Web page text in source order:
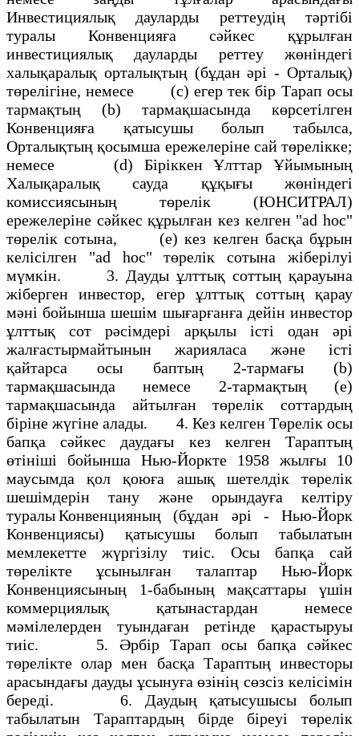
Инвестициялық дауларды реттеудің тәртібі
туралы Конвенцияға сәйкес құрылған
инвестициялық дауларды реттеу жөніндегі
халықаралық орталықтың (бұдан әрі - Орталық)
төрелігіне, немесе (с) егер тек бір Тарап осы
тармақтың (b) тармақшасында көрсетілген
Конвенцияға қатысушы болып табылса,
Орталықтың қосымша ережелеріне сай төрелікке;
немесе (d) Біріккен Ұлттар Ұйымының
Халықаралық сауда құқығы жөніндегі
комиссиясының төрелік (ЮНСИТРАЛ)
ережелеріне сәйкес құрылған кез келген "аd hос"
төрелік сотына, (е) кез келген басқа бұрын
келісілген "аd hос" төрелік сотына жіберілуі
мүмкін. 3. Дауды ұлттық соттың қарауына
жіберген инвестор, егер ұлттық соттың қарау
мәні бойынша шешім шығарғанға дейін инвестор
ұлттық сот рәсімдері арқылы істі одан әрі
жалғастырмайтынын жарияласа және істі
қайтарса осы баптың 2-тармағы (b)
тармақшасында немесе 2-тармақтың (е)
тармақшасында айтылған төрелік соттардың
біріне жүгіне алады. 4. Кез келген Төрелік осы
бапқа сәйкес даудағы кез келген Тараптың
өтініші бойынша Нью-Йоркте 1958 жылғы 10
маусымда қол қоюға ашық шетелдік төрелік
шешімдерін тану және орындауға келтіру
туралы Конвенцияның (бұдан әрі - Нью-Йорк
Конвенциясы) қатысушы болып табылатын
мемлекетте жүргізілу тиіс. Осы бапқа сай
төрелікте ұсынылған талаптар Нью-Йорк
Конвенциясының 1-бабының мақсаттары үшін
коммерциялық қатынастардан немесе
мәмілелерден туындаған ретінде қарастыруы
тиіс. 5. Әрбір Тарап осы бапқа сәйкес
төрелікте олар мен басқа Тараптың инвесторы
арасындағы дауды ұсынуға өзінің сөзсіз келісімін
береді. 6. Даудың қатысушысы болып
табылатын Тараптардың бірде біреуі төрелік